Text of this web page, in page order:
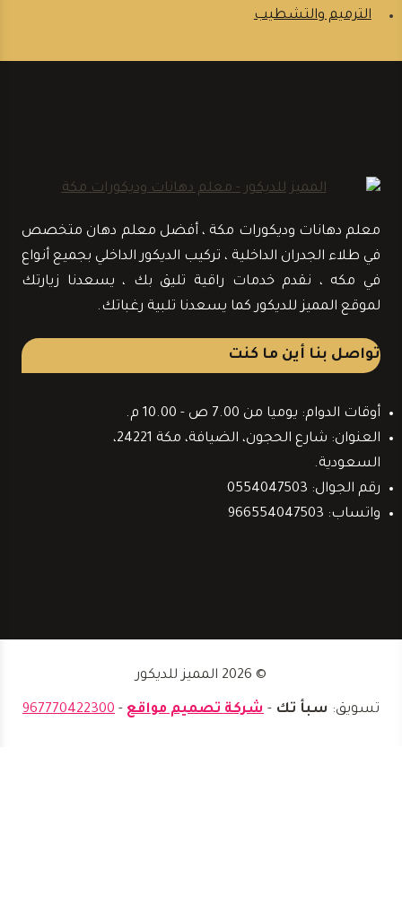
الترميم والتشطيب
معلم دهانات وديكورات مكة ، أفضل معلم دهان متخصص
في طلاء الجدران الداخلية ، تركيب الديكور الداخلي بجميع أنواع
في مكه ، نقدم خدمات راقية تليق بك ، يسعدنا زيارتك
لموقع المميز للديكور كما يسعدنا تلبية رغباتك.
تواصل بنا أين ما كنت
أوقات الدوام: يوميا من 7.00 ص - 10.00 م.
العنوان: شارع الحجون، الضيافة، مكة 24221،
السعودية.
رقم الجوال: 0554047503
واتساب: 966554047503
© 2026 المميز للديكور
تسويق: سبأ تك - شركة تصميم مواقع -
967770422300